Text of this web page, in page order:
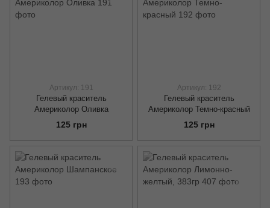
Артикул: 191
Гелевый краситель
Америколор Оливка
125 грн
Артикул: 192
Гелевый краситель
Америколор Темно-красный
125 грн